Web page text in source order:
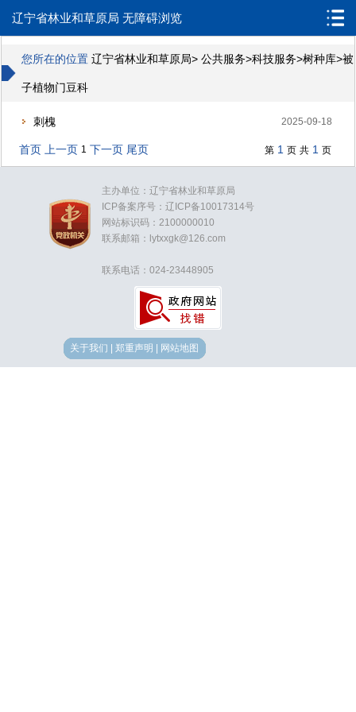
辽宁省林业和草原局 无障碍浏览
您所在的位置 辽宁省林业和草原局>公共服务>科技服务>树种库>被
子植物门豆科
刺槐 2025-09-18
首页 上一页 1 下一页 尾页 第 1 页 共 1 页
主办单位：辽宁省林业和草原局
ICP备案序号：辽ICP备10017314号
网站标识码：2100000010
联系邮箱：lytxxgk@126.com
联系电话：024-23448905
关于我们 郑重声明 网站地图